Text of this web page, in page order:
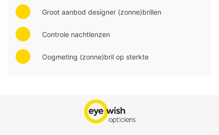
Groot aanbod designer (zonne)brillen
Controle nachtlenzen
Oogmeting (zonne)bril op sterkte